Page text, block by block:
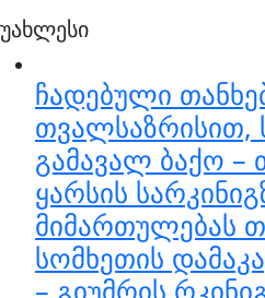
უახლესი
ჩადებული
თვალსაზრისით,
გამავალ ბაქო –
ყარსის
მიმართულებას
სომხეთის
– გიუმრის